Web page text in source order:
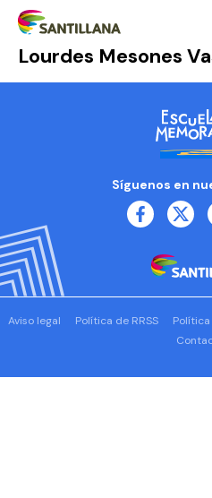
Lourdes Mesones
Síguenos en
Aviso legal Política de RRSS